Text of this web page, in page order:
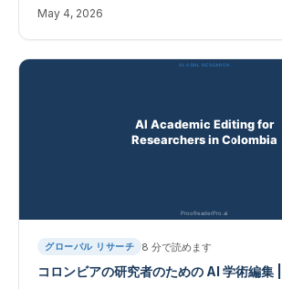
出版物の即時結果。 ロシア研究者のための
May 4, 2026
グローバル リサーチ 8 分で読めます
コロンビアの研究者のための AI 学術編集